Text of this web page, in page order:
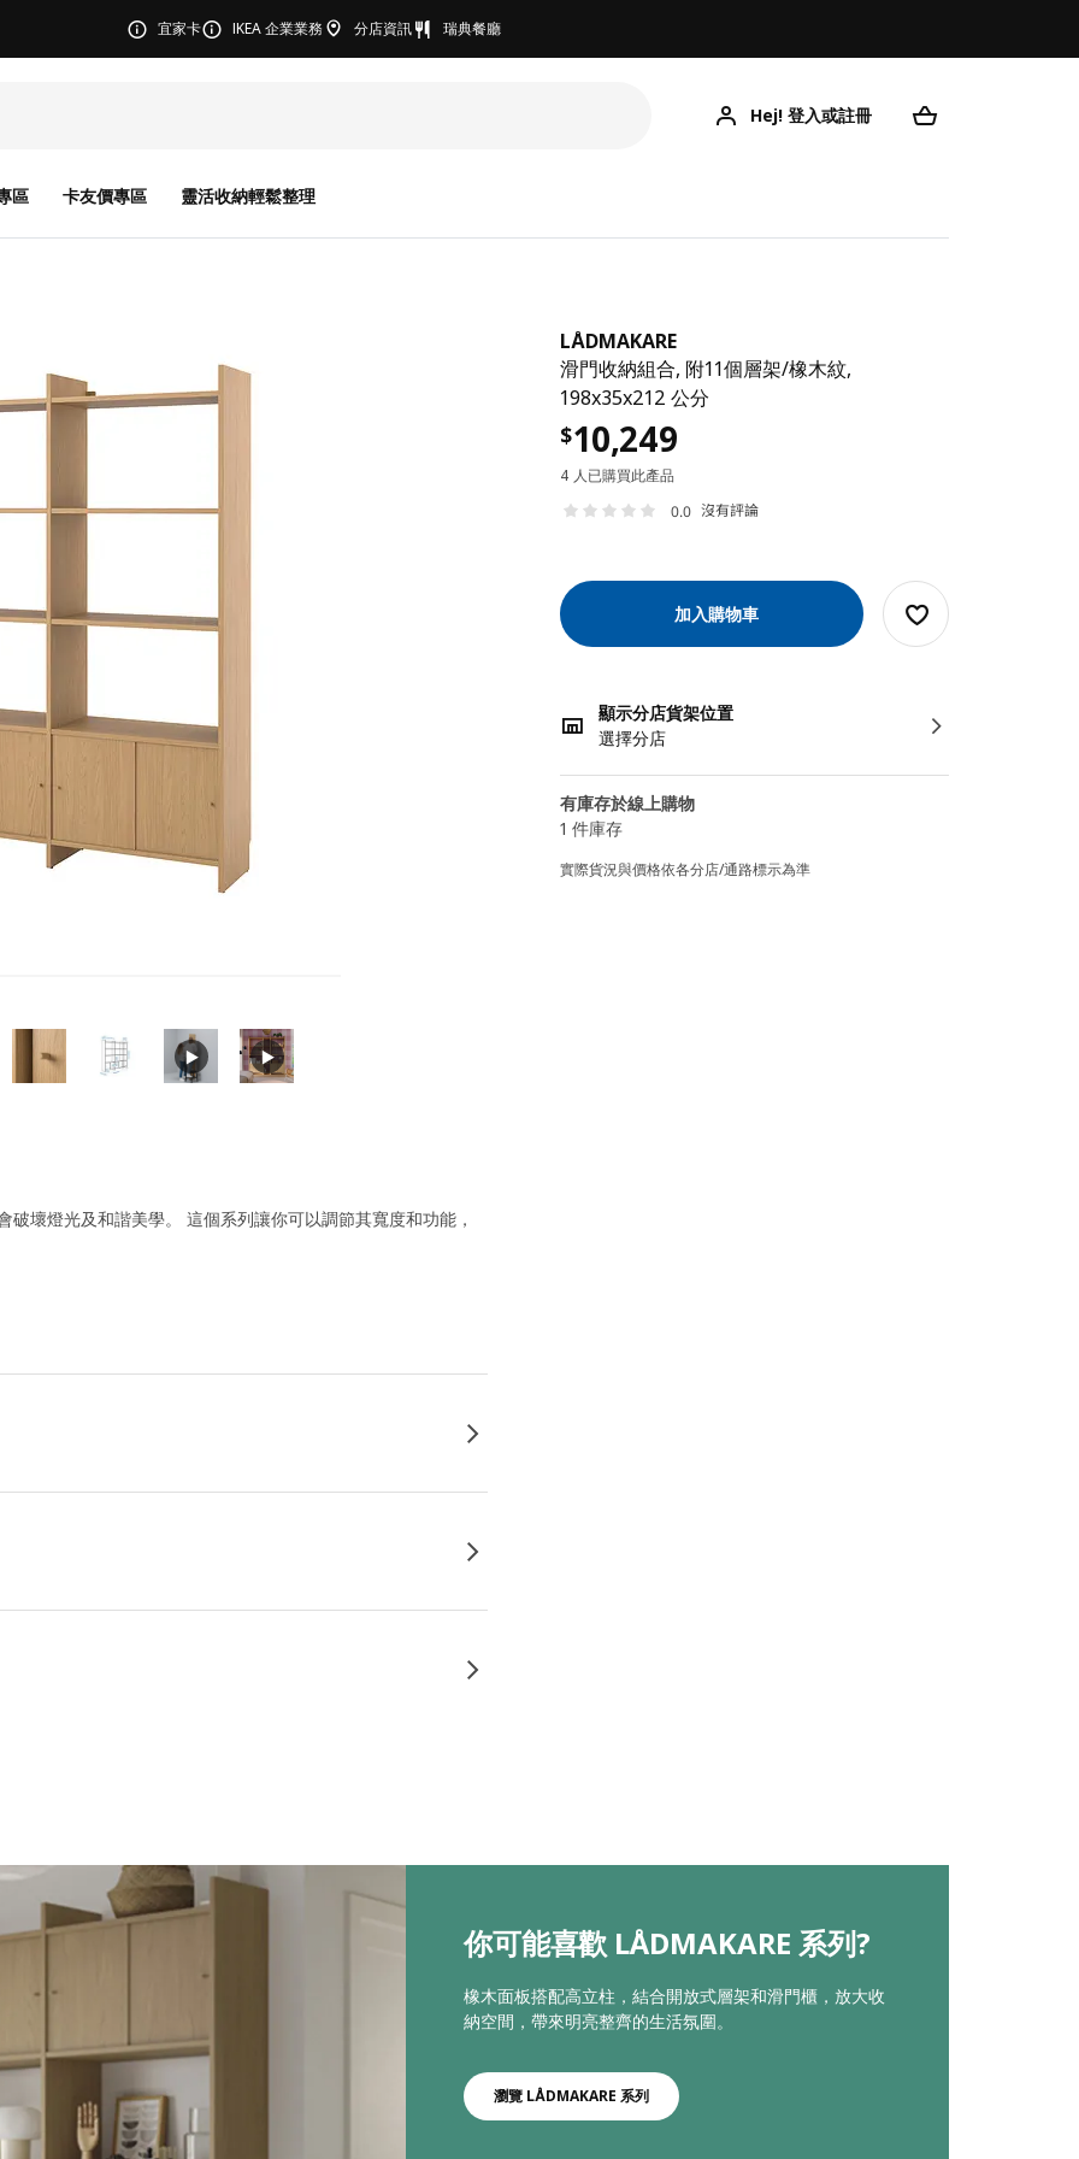
宜家卡 IKEA 企業業務 分店資訊 瑞典餐廳
Hej! 登入或註冊
區 卡友價專區 靈活收納輕鬆整理
LÅDMAKARE
滑門收納組合, 附11個層架/橡木紋,
198x35x212 公分
$10,249
4 人已購買此產品
0.0 沒有評論
加入購物車
顯示分店貨架位置
選擇分店
有庫存於線上購物
1 件庫存
實際貨況與價格依各分店/通路標示為準
壞燈光及和諧美學。 這個系列讓你可以調節其寬度和功能，
你可能喜歡 LÅDMAKARE 系列?
橡木面板搭配高立柱，結合開放式層架和滑門櫃，放大收
納空間，帶來明亮整齊的生活氛圍。​
瀏覽 LÅDMAKARE 系列